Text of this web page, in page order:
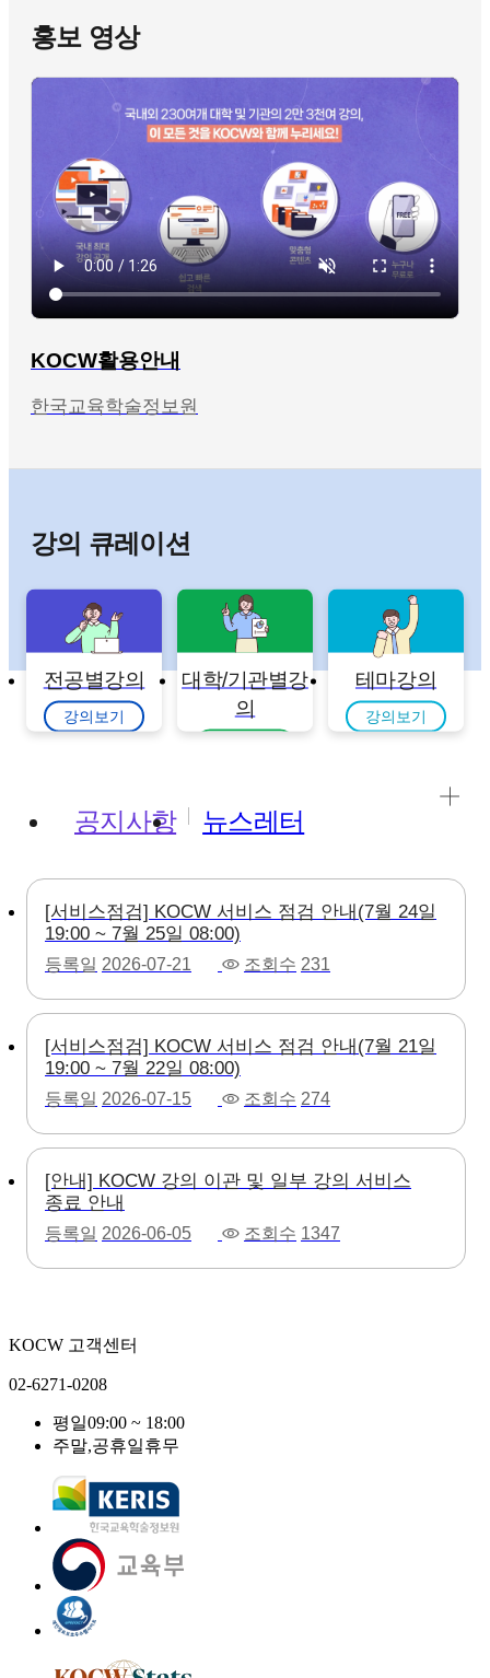
홍보 영상
KOCW활용안내
한국교육학술정보원
강의 큐레이션
전공별강의
강의보기
대학/기관별강
의
테마강의
강의보기
공지사항 뉴스레터
[서비스점검] KOCW 서비스 점검 안내(7월 24일
19:00 ~ 7월 25일 08:00)
등록일 2026-07-21 조회수 231
[서비스점검] KOCW 서비스 점검 안내(7월 21일
19:00 ~ 7월 22일 08:00)
등록일 2026-07-15 조회수 274
[안내] KOCW 강의 이관 및 일부 강의 서비스
종료 안내
등록일 2026-06-05 조회수 1347
KOCW 고객센터
02-6271-0208
평일09:00 ~ 18:00
주말,공휴일휴무